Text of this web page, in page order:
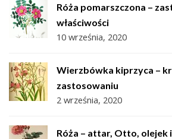
Róża pomarszczona –
właściwości
10 września, 2020
Wierzbówka kiprzyca –
zastosowaniu
2 września, 2020
Róża – attar, Otto,